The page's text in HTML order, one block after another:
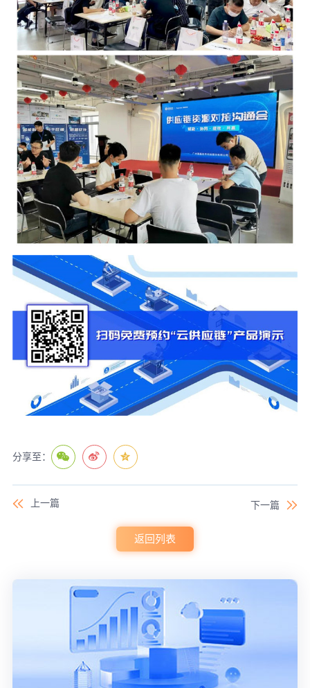
分享至：
上一篇 下一篇
返回列表